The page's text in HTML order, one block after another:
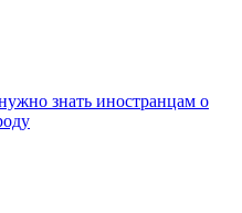
знать иностранцам о